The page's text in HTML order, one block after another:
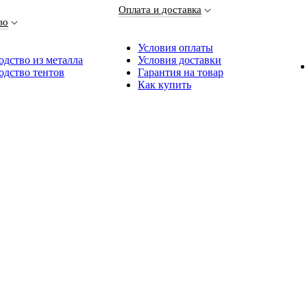
из металла
тентов
Оплата и доставка
Условия оплаты
Условия доставки
Гарантия на товар
Как купить